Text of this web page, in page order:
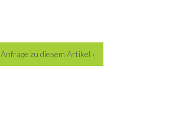
Anfrage zu diesem Artikel ›